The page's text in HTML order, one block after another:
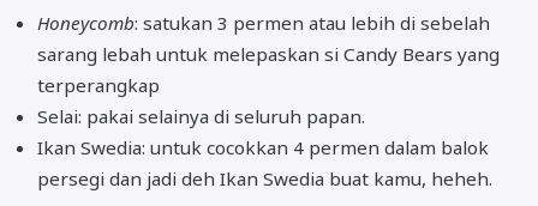
Honeycomb: satukan 3 permen atau lebih di sebelah
sarang lebah untuk melepaskan si Candy Bears yang
terperangkap
Selai: pakai selainya di seluruh papan.
Ikan Swedia: untuk cocokkan 4 permen dalam balok
persegi dan jadi deh Ikan Swedia buat kamu, heheh.